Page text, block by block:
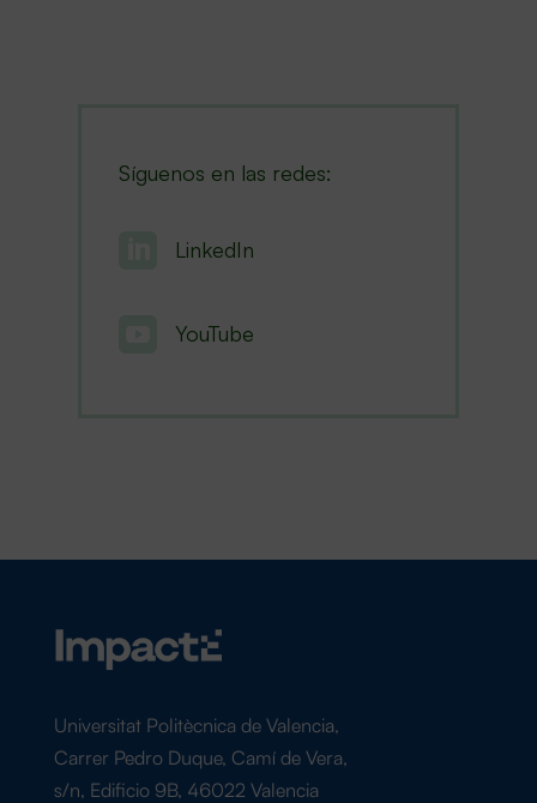
Síguenos en las redes:
LinkedIn
YouTube
Universitat Politècnica de Valencia,
Carrer Pedro Duque, Camí de Vera,
s/n, Edificio 9B, 46022 Valencia